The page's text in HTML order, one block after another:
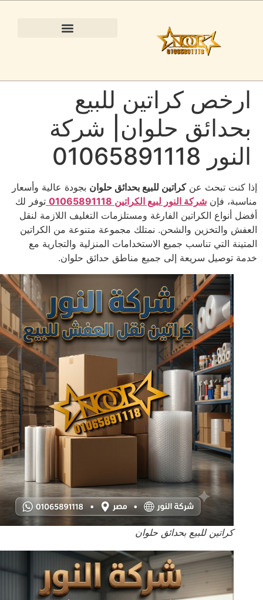
كراتين للبيع
حلوان| شركة
01065891118
كنت تبحث عن كراتين للبيع بحدائق حلوانبجودة عالية وأسعار
فإن شركة النور لبيع الكراتين 01065891118
توفر لك
أنواع الكراتين الفارغة ومستلزمات التغليف اللازمة لنقل
والتخزين والشحن. نمتلك مجموعة متنوعة من الكراتين
التي تناسب جميع الاستخدامات المنزلية والتجارية مع
توصيل سريعة إلى جميع مناطق حدائق حلوان.
كراتين للبيع بحدائق حلوان